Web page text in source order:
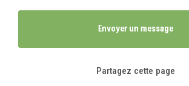
Envoyer un message
Partagez cette page